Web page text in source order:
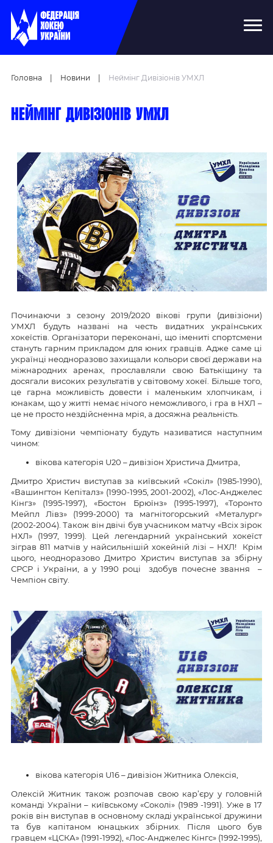
Головна Новини Неймінг Дивізіонів УМХЛ
Неймінг дивізіонів УМХЛ
Починаючи з сезону 2019/2020 вікові групи (дивізіони)
УМХЛ будуть названі на честь видатних українських
хокеїстів. Організатори переконані, що імениті спортсмени
стануть гарним прикладом для юних гравців. Адже саме ці
українці неодноразово захищали кольори своєї держави на
міжнародних аренах, прославляли свою Батькіщину та
досягали високих результатів у світовому хокеї. Більше того,
це гарна можливість довести і маленьким хлопчикам, і
юнакам, що у житті немає нічого неможливого, і гра в НХЛ –
це не просто нездійсненна мрія, а досяжна реальність.
Тому дивізіони чемпіонату будуть називатися наступним
чином:
вікова категорія U20 – дивізіон Христича Дмитра,
Дмитро Христич виступав за київський «Сокіл» (1985-1990),
«Вашингтон Кепіталз» (1990-1995, 2001-2002), «Лос-Анджелес
Кінгз» (1995-1997), «Бостон Брюїнз» (1995-1997), «Торонто
Мейпл Лівз» (1999-2000) та магнітогорський «Металург»
(2002-2004). Також він двічі був учасником матчу «Всіх зірок
НХЛ» (1997, 1999). Цей легендарний український хокеїст
зіграв 811 матчів у найсильнішій хокейній лізі – НХЛ! Крім
цього, неодноразово Дмитро Христич виступав за збірну
СРСР і України, а у 1990 році здобув почесне звання –
Чемпіон світу.
вікова категорія U16 – дивізіон Житника Олексія,
Олексій Житник також розпочав свою кар’єру у головній
команді України – київському «Соколі» (1989 -1991). Уже в 17
років він виступав в основному складі української дружини
та був капітаном юнацьких збірних. Після цього був
гравцем «ЦСКА» (1991-1992), «Лос-Анджелес Кінгс» (1992-1995),